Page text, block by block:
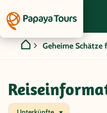
Geheime Schätze